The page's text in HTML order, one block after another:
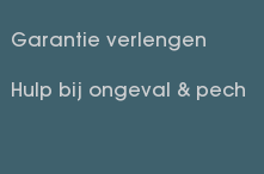
Garantie verlengen
Hulp bij ongeval & pech